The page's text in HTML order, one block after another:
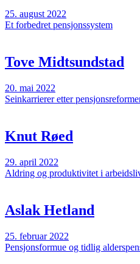
25. august 2022
Et forbedret pensjonssystem
Tove Midtsundstad
20. mai 2022
Seinkarrierer etter
Knut Røed
29. april 2022
Aldring og produktivitet i
Aslak Hetland
25. februar 2022
Pensjonsformue og tidlig